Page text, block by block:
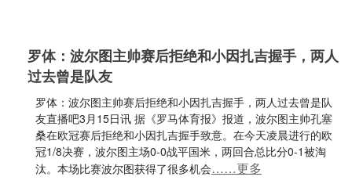
罗体：波尔图主帅赛后拒绝和小因扎吉握手，两人
过去曾是队友
罗体：波尔图主帅赛后拒绝和小因扎吉握手，两人过去曾是队
友直播吧3月15日讯 据《罗马体育报》报道，波尔图主帅孔塞
桑在欧冠赛后拒绝和小因扎吉握手致意。在今天凌晨进行的欧
冠1/8决赛，波尔图主场0-0战平国米，两回合总比分0-1被淘
汰。本场比赛波尔图获得了很多机会……更多